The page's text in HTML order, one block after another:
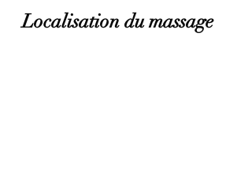
Localisation du massage